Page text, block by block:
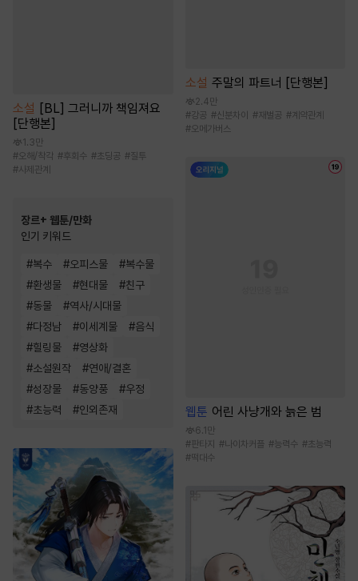
소설 [BL] 그러니까 책임져요
[단행본]
1.3만
#오해/착각 #후회수 #초딩공 #질투
#사제관계
장르+ 웹툰/만화
인기 키워드
#복수 #오피스물 #복수물
#환생물 #현대물 #친구
#동물 #역사/시대물
#다정남 #이세계물 #음식
#힐링물 #영상화
#소설원작 #연애/결혼
#성장물 #동양풍 #우정
#초능력 #인외존재
소설 주말의 파트너 [단행본]
2.4만
#강공 #신분차이 #재벌공 #계약관계
#오메가버스
웹툰 어린 사냥개와 늙은 범
6.1만
#판타지 #나이차커플 #능력수 #초능력
#떡대수